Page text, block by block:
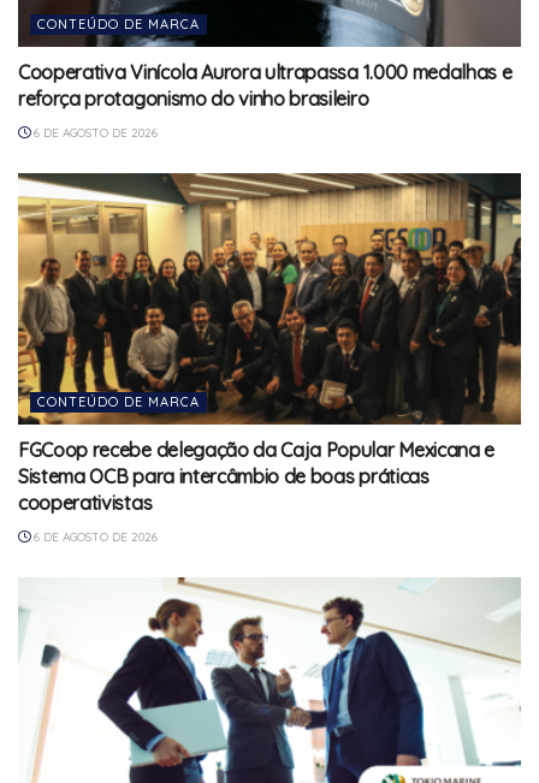
CONTEÚDO DE MARCA
Cooperativa Vinícola Aurora ultrapassa 1.000 medalhas e
reforça protagonismo do vinho brasileiro
6 DE AGOSTO DE 2026
CONTEÚDO DE MARCA
FGCoop recebe delegação da Caja Popular Mexicana e
Sistema OCB para intercâmbio de boas práticas
cooperativistas
6 DE AGOSTO DE 2026